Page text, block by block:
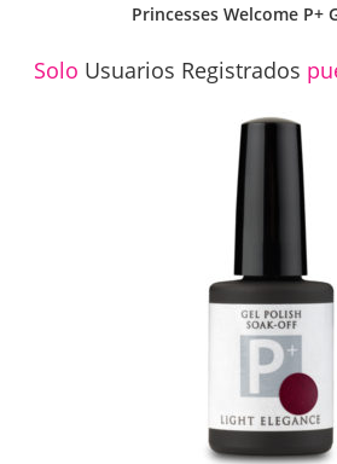
Princesses Welcome P+
Solo Usuarios Registrados